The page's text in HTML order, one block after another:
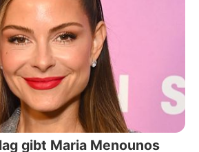
gibt Maria Menounos